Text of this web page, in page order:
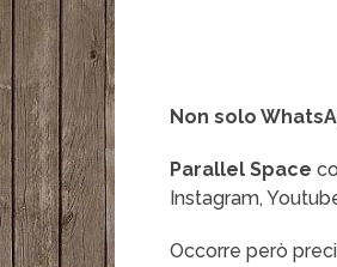
Non solo
Parallel Space
Instagram,
Occorre però